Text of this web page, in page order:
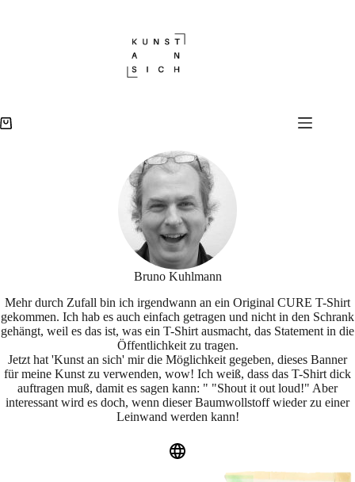
Warenkorb
Bruno Kuhlmann
Mehr durch Zufall bin ich irgendwann an ein Original CURE T-Shirt
gekommen. Ich hab es auch einfach getragen und nicht in den Schrank
gehängt, weil es das ist, was ein T-Shirt ausmacht, das Statement in die
Öffentlichkeit zu tragen.
Jetzt hat 'Kunst an sich' mir die Möglichkeit gegeben, dieses Banner
für meine Kunst zu verwenden, wow! Ich weiß, dass das T-Shirt dick
auftragen muß, damit es sagen kann: " "Shout it out loud!" Aber
interessant wird es doch, wenn dieser Baumwollstoff wieder zu einer
Leinwand werden kann!